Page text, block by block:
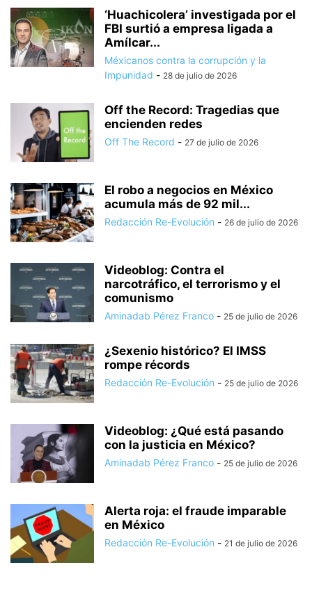
‘Huachicolera’ investigada por el
FBI surtió a empresa ligada a
Amílcar...
Méxicanos contra la corrupción y la
Impunidad - 28 de julio de 2026
Off the Record: Tragedias que
encienden redes
Off The Record - 27 de julio de 2026
El robo a negocios en México
acumula más de 92 mil...
Redacción Re-Evolución - 26 de julio de 2026
Videoblog: Contra el
narcotráfico, el terrorismo y el
comunismo
Aminadab Pérez Franco - 25 de julio de 2026
¿Sexenio histórico? El IMSS
rompe récords
Redacción Re-Evolución - 25 de julio de 2026
Videoblog: ¿Qué está pasando
con la justicia en México?
Aminadab Pérez Franco - 25 de julio de 2026
Alerta roja: el fraude imparable
en México
Redacción Re-Evolución - 21 de julio de 2026